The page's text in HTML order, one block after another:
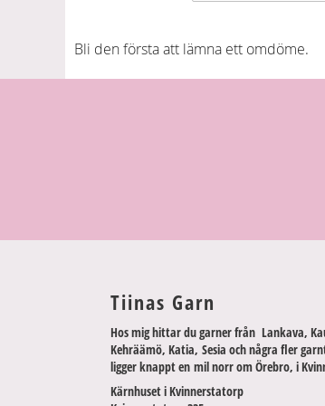
Bli den första att lämna ett omdöme.
Tiinas Garn
Hos mig hittar du garner från Lankava,
Kehräämö, Katia, Sesia och några fler
ligger knappt en mil norr om Örebro, i
Kärnhuset i Kvinnerstatorp